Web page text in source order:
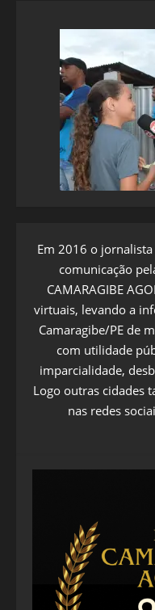
Em 2016 o
comunicação
CAMARAGIBE
virtuais, levando a
Camaragibe/PE de
com utilidade
imparcialidade,
Logo outras cidades
nas redes